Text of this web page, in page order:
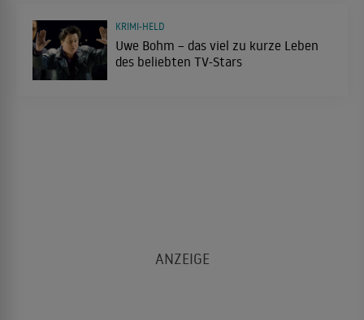
Uwe Bohm – das viel zu kurze Leben
des beliebten TV-Stars
KRIMI-HELD